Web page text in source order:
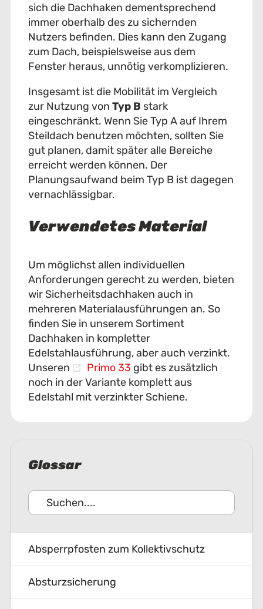
sich die Dachhaken dementsprechend
immer oberhalb des zu sichernden
Nutzers befinden. Dies kann den Zugang
zum Dach, beispielsweise aus dem
Fenster heraus, unnötig verkomplizieren.
Insgesamt ist die Mobilität im Vergleich
zur Nutzung von Typ B stark
eingeschränkt. Wenn Sie Typ A auf Ihrem
Steildach benutzen möchten, sollten Sie
gut planen, damit später alle Bereiche
erreicht werden können. Der
Planungsaufwand beim Typ B ist dagegen
vernachlässigbar.
Verwendetes Material
Um möglichst allen individuellen
Anforderungen gerecht zu werden, bieten
wir Sicherheitsdachhaken auch in
mehreren Materialausführungen an. So
finden Sie in unserem Sortiment
Dachhaken in kompletter
Edelstahlausführung, aber auch verzinkt.
Unseren
Primo 33 gibt es zusätzlich
noch in der Variante komplett aus
Edelstahl mit verzinkter Schiene.
Glossar
Absperrpfosten zum Kollektivschutz
Absturz­si­cher­ung